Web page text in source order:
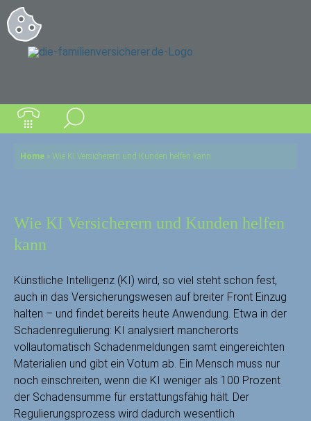
Home » Wie KI Versicherern und Kunden helfen kann
Wie KI Versicherern und Kunden helfen
kann
Künstliche Intelligenz (KI) wird, so viel steht schon fest,
auch in das Versicherungswesen auf breiter Front Einzug
halten – und findet bereits heute Anwendung. Etwa in der
Schadenregulierung: KI analysiert mancherorts
vollautomatisch Schadenmeldungen samt eingereichten
Materialien und gibt ein Votum ab. Ein Mensch muss nur
noch einschreiten, wenn die KI weniger als 100 Prozent
der Schadensumme für erstattungsfähig hält. Der
Regulierungsprozess wird dadurch wesentlich